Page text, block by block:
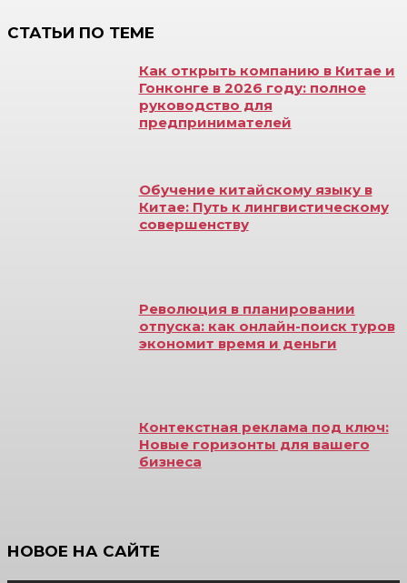
СТАТЬИ ПО ТЕМЕ
Как открыть компанию в Китае и
Гонконге в 2026 году: полное
руководство для
предпринимателей
Обучение китайскому языку в
Китае: Путь к лингвистическому
совершенству
Революция в планировании
отпуска: как онлайн-поиск туров
экономит время и деньги
Контекстная реклама под ключ:
Новые горизонты для вашего
бизнеса
НОВОЕ НА САЙТЕ